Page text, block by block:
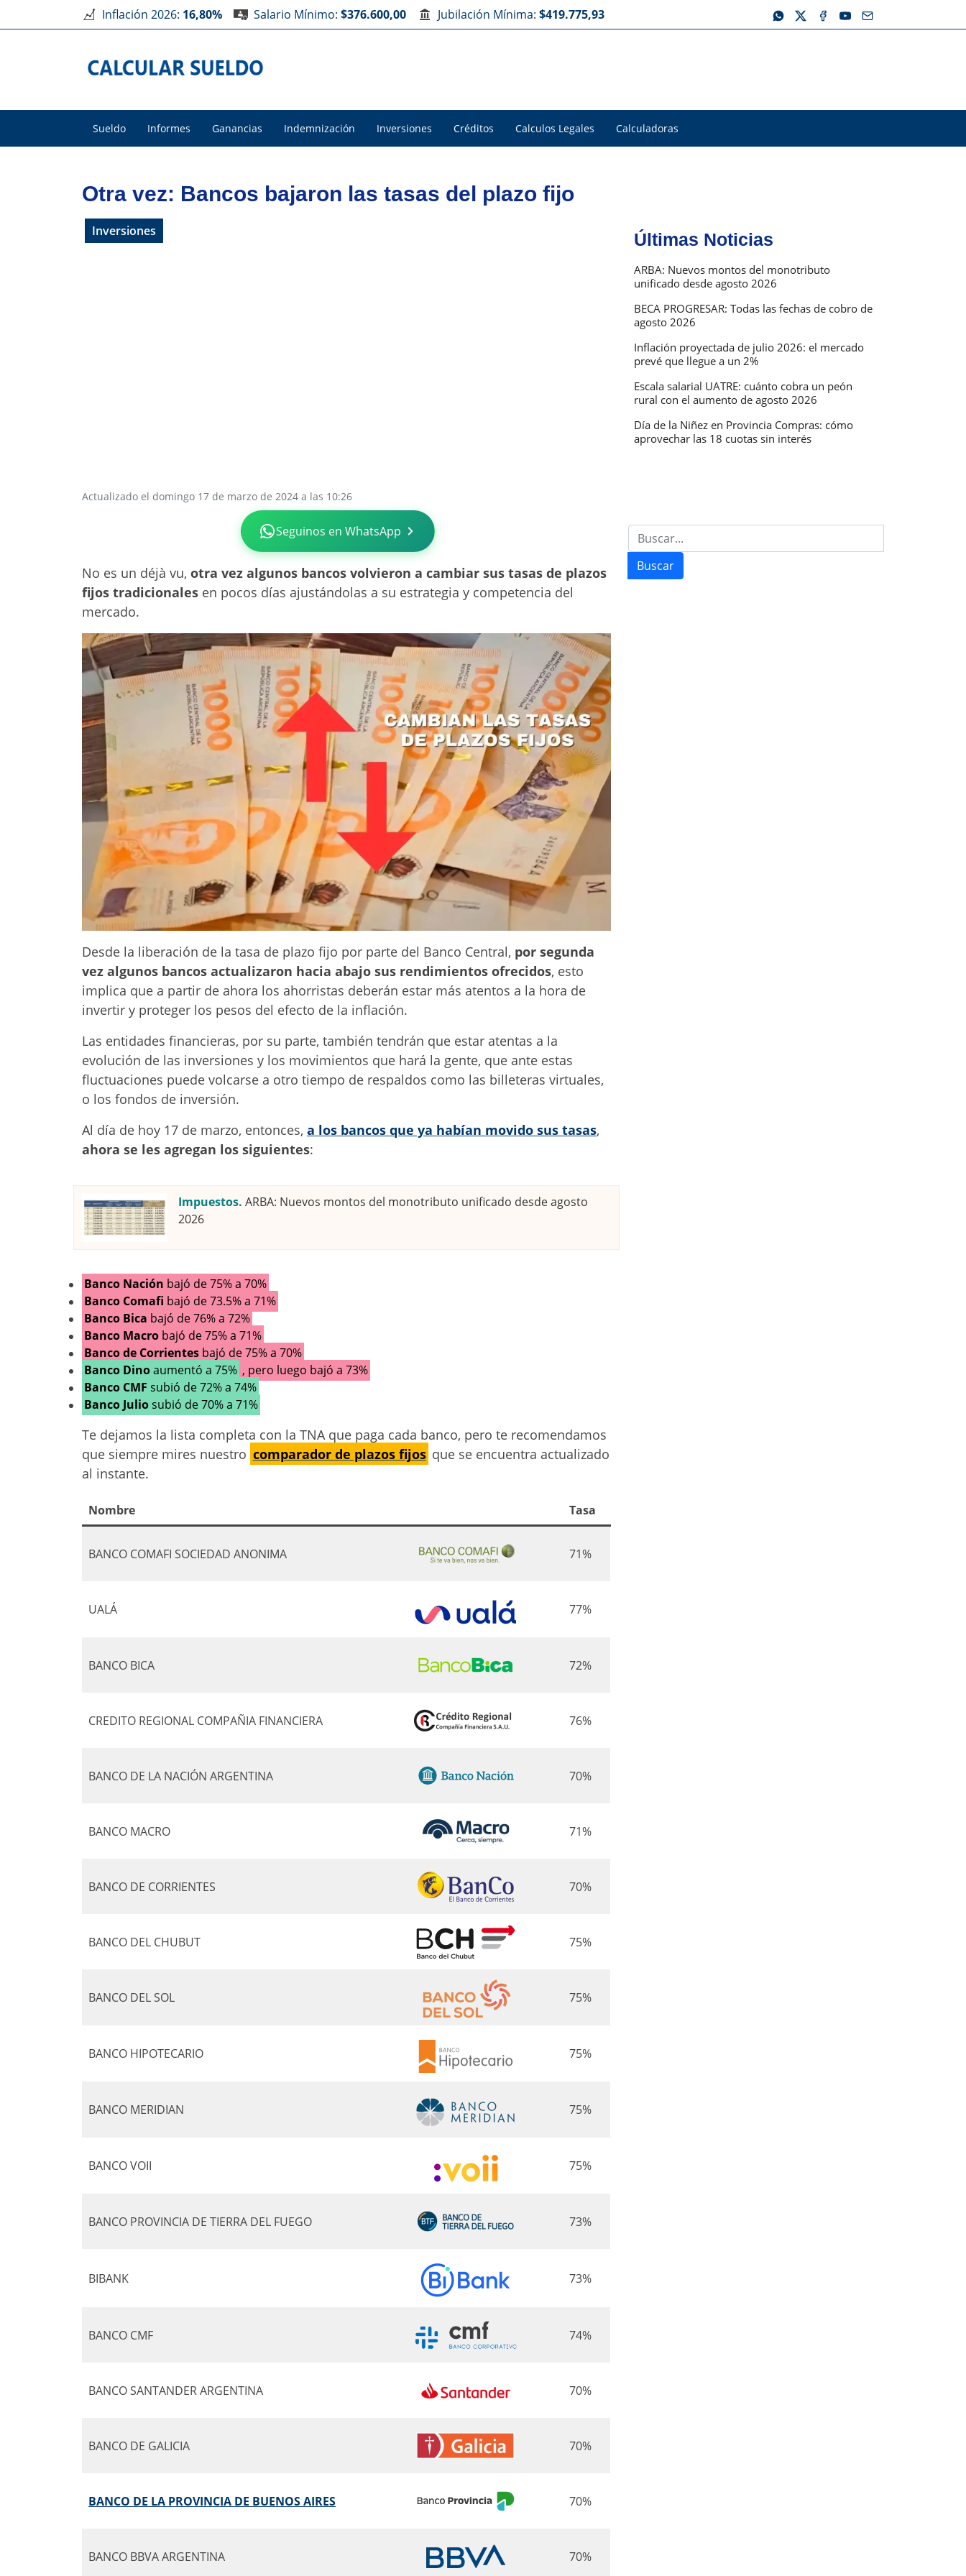
Inflación 2026: 16,80% Salario Mínimo: $376.600,00 Jubilación Mínima: $419.775,93
Sueldo Informes Ganancias Indemnización Inversiones Créditos Calculos Legales Calculadoras
Otra vez: Bancos bajaron las tasas del plazo fijo
Inversiones
Actualizado el domingo 17 de marzo de 2024 a las 10:26
Seguinos en WhatsApp
No es un déjà vu, otra vez algunos bancos volvieron a cambiar sus tasas de plazos
fijos tradicionales en pocos días ajustándolas a su estrategia y competencia del
mercado.
Desde la liberación de la tasa de plazo fijo por parte del Banco Central, por segunda
vez algunos bancos actualizaron hacia abajo sus rendimientos ofrecidos, esto
implica que a partir de ahora los ahorristas deberán estar más atentos a la hora de
invertir y proteger los pesos del efecto de la inflación.
Las entidades financieras, por su parte, también tendrán que estar atentas a la
evolución de las inversiones y los movimientos que hará la gente, que ante estas
fluctuaciones puede volcarse a otro tiempo de respaldos como las billeteras virtuales,
o los fondos de inversión.
Al día de hoy 17 de marzo, entonces, a los bancos que ya habían movido sus tasas,
ahora se les agregan los siguientes:
Impuestos. ARBA: Nuevos montos del monotributo unificado desde agosto
2026
Banco Nación bajó de 75% a 70%
Banco Comafi bajó de 73.5% a 71%
Banco Bica bajó de 76% a 72%
Banco Macro bajó de 75% a 71%
Banco de Corrientes bajó de 75% a 70%
Banco Dinoaumentó a 75% , pero luego bajó a 73%
Banco CMF subió de 72% a 74%
Banco Juliosubió de 70% a 71%
Te dejamos la lista completa con la TNA que paga cada banco, pero te recomendamos
que siempre mires nuestro comparador de plazos fijos que se encuentra actualizado
al instante.
Nombre Tasa
BANCO COMAFI SOCIEDAD ANONIMA 71%
UALÁ 77%
BANCO BICA 72%
CREDITO REGIONAL COMPAÑIA FINANCIERA 76%
BANCO DE LA NACIÓN ARGENTINA 70%
BANCO MACRO 71%
BANCO DE CORRIENTES 70%
BANCO DEL CHUBUT 75%
BANCO DEL SOL 75%
BANCO HIPOTECARIO 75%
BANCO MERIDIAN 75%
BANCO VOII 75%
BANCO PROVINCIA DE TIERRA DEL FUEGO 73%
BIBANK 73%
BANCO CMF 74%
BANCO SANTANDER ARGENTINA 70%
BANCO DE GALICIA 70%
BANCO DE LA PROVINCIA DE BUENOS AIRES 70%
BANCO BBVA ARGENTINA 70%
Últimas Noticias
ARBA: Nuevos montos del monotributo
unificado desde agosto 2026
BECA PROGRESAR: Todas las fechas de cobro de
agosto 2026
Inflación proyectada de julio 2026: el mercado
prevé que llegue a un 2%
Escala salarial UATRE: cuánto cobra un peón
rural con el aumento de agosto 2026
Día de la Niñez en Provincia Compras: cómo
aprovechar las 18 cuotas sin interés
Buscar